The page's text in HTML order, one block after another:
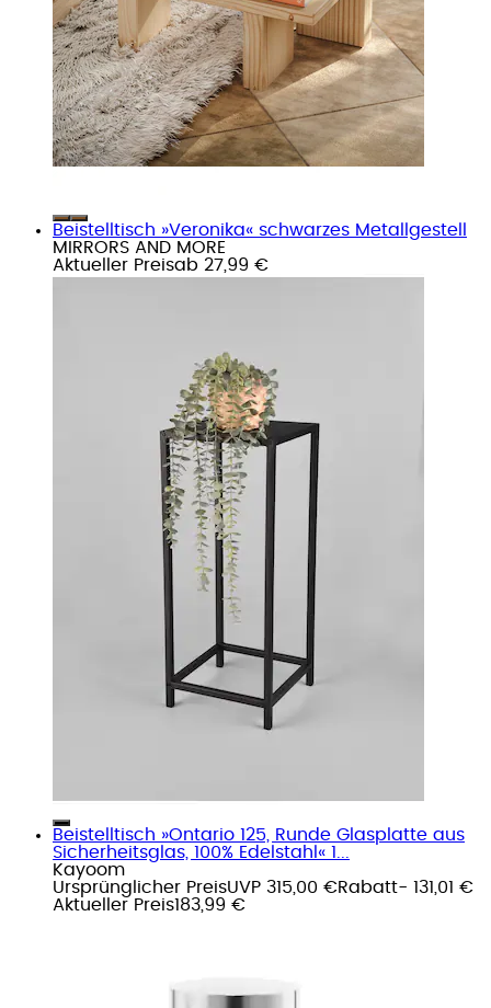
Beistelltisch »Veronika« schwarzes Metallgestell
MIRRORS AND MORE
Aktueller Preisab 27,99 €
Beistelltisch »Ontario 125, Runde Glasplatte aus
Sicherheitsglas, 100% Edelstahl« 1...
Kayoom
Ursprünglicher PreisUVP 315,00 €Rabatt- 131,01 €
Aktueller Preis183,99 €